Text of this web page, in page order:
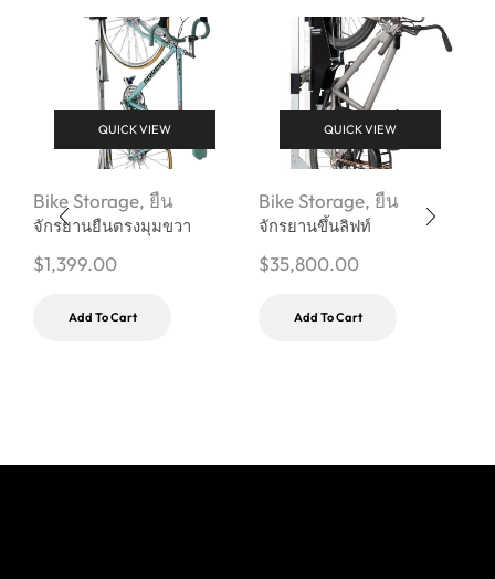
QUICK VIEW
Bike Storage, ยืน
จักรยานยืนตรงมุมขวา
$1,399.00
Add To Cart
QUICK VIEW
Bike Storage, ยืน
จักรยานขึ้นลิฟท์
$35,800.00
Add To Cart